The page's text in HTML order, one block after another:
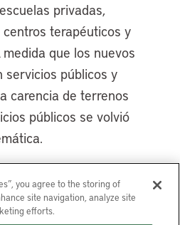
privadas,
terapéuticos y
que los nuevos
servicios públicos y
carencia de terrenos
públicos se volvió
inmobiliario, la
superó
you agree to the storing of
site navigation, analyze site
efforts.